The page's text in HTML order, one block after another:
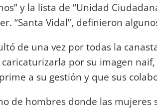
y la lista de “Unidad
“Santa Vidal”, definieron
de una vez por todas la
por su imagen
a su gestión y que sus
de hombres donde las mujeres